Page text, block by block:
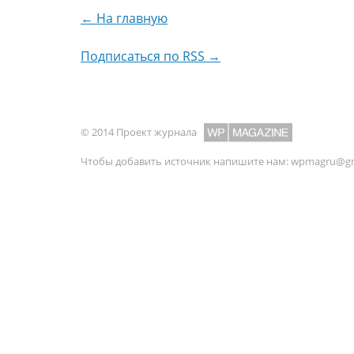
← На главную
Подписаться по RSS →
© 2014 Проект журнала
Чтобы добавить источник напишите нам: